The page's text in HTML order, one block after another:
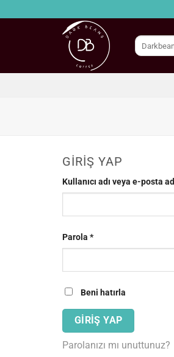
atla
Ara:
GIRIŞ YAP
Kullanıcı adı veya e-posta
Parola *Gerekli
Beni hatırla
GIRIŞ YAP
Parolanızı mı unuttunuz?